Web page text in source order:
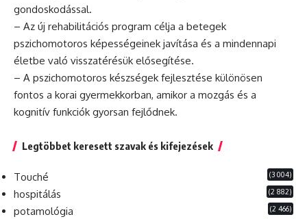
gondoskodással.
– Az új rehabilitációs program célja a betegek
pszichomotoros képességeinek javítása és a mindennapi
életbe való visszatérésük elősegítése.
– A pszichomotoros készségek fejlesztése különösen
fontos a korai gyermekkorban, amikor a mozgás és a
kognitív funkciók gyorsan fejlődnek.
Legtöbbet keresett szavak és kifejezések
Touché (3 004)
hospitálás (2 882)
potamológia (2 466)